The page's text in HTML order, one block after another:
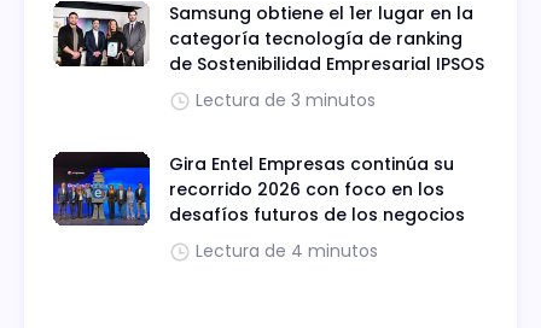
Samsung obtiene el 1er lugar en la
categoría tecnología de ranking
de Sostenibilidad Empresarial IPSOS
Lectura de 3 minutos
Gira Entel Empresas continúa su
recorrido 2026 con foco en los
desafíos futuros de los negocios
Lectura de 4 minutos